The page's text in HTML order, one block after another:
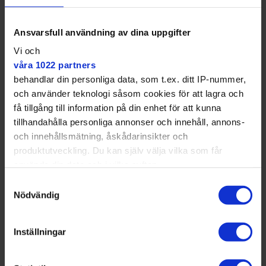
Ansvarsfull användning av dina uppgifter
Vi och
våra 1022 partners
behandlar din personliga data, som t.ex. ditt IP-nummer,
och använder teknologi såsom cookies för att lagra och
få tillgång till information på din enhet för att kunna
tillhandahålla personliga annonser och innehåll, annons-
och innehållsmätning, åskådarinsikter och
produktutveckling. Du kan själv välja vilka som får
Med din tillåtelse skulle vi även vilja:
som kan ha en noggrannhet på upp till flera meter
Identifiera din enhet genom att aktivt skanna den
Nödvändig
Inställningar
• Utbyggnad av gul linje: Från Fridhemsplan.
• Utbyggnad av grön linje: Från en plats väster om
Alvik.
• Utbyggnad grön linje: Från den nya
tunnelbanestationen Arenastaden som öppnar i Solna
2028.
• Ett annat alternativ är att bygga en ny fristående linje
mellan innerstaden och Bromma flygplatsområde.
Samtliga alternativ kan förlängas med nya